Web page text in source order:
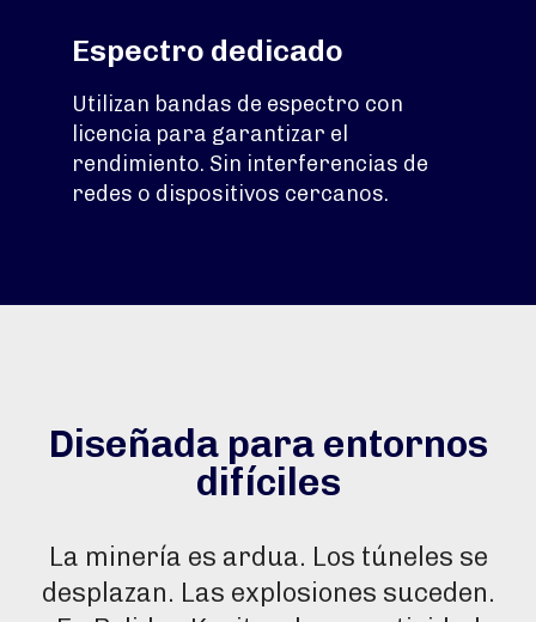
Espectro dedicado
Utilizan bandas de espectro con
licencia para garantizar el
rendimiento. Sin interferencias de
redes o dispositivos cercanos.
Diseñada para entornos
difíciles
La minería es ardua. Los túneles se
desplazan. Las explosiones suceden.